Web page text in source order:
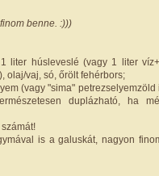
benne. :)))
liter húsleveslé (vagy 1 liter
olaj/vaj, só, őrölt fehérbors;
(vagy "sima" petrezselyemzöld
duplázható, ha
is a galuskát, nagyon